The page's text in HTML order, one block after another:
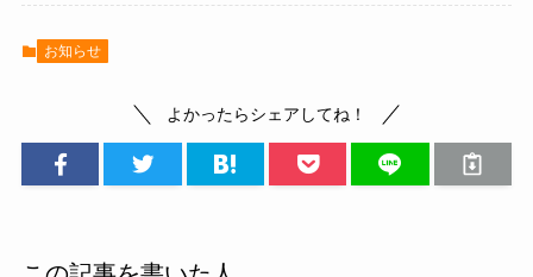
お知らせ
よかったらシェアしてね！